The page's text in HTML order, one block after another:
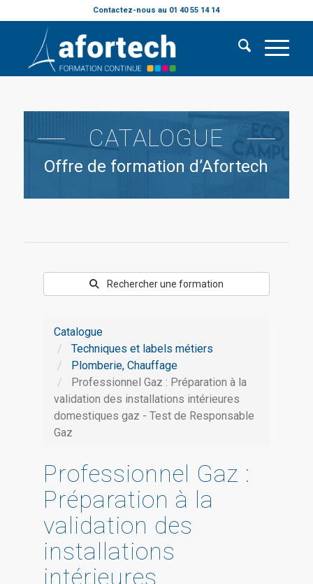
Contactez-nous au 01 40 55 14 14
CATALOGUE
Offre de formation d’Afortech
Rechercher une formation
Catalogue
Techniques et labels métiers
Plomberie, Chauffage
Professionnel Gaz : Préparation à la
validation des installations intérieures
domestiques gaz - Test de Responsable
Gaz
Professionnel Gaz :
Préparation à la
validation des
installations
intérieures